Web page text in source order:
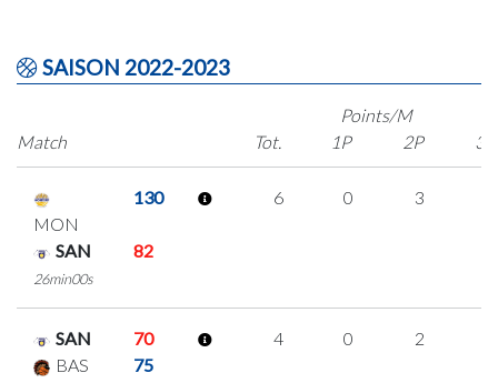
SAISON 2022-2023
Match
Points/M
Tot.
1P 2P 3P
MON
130
SAN 82
26min00s
6 0 3
SAN
70
BAS
75
4 0 2